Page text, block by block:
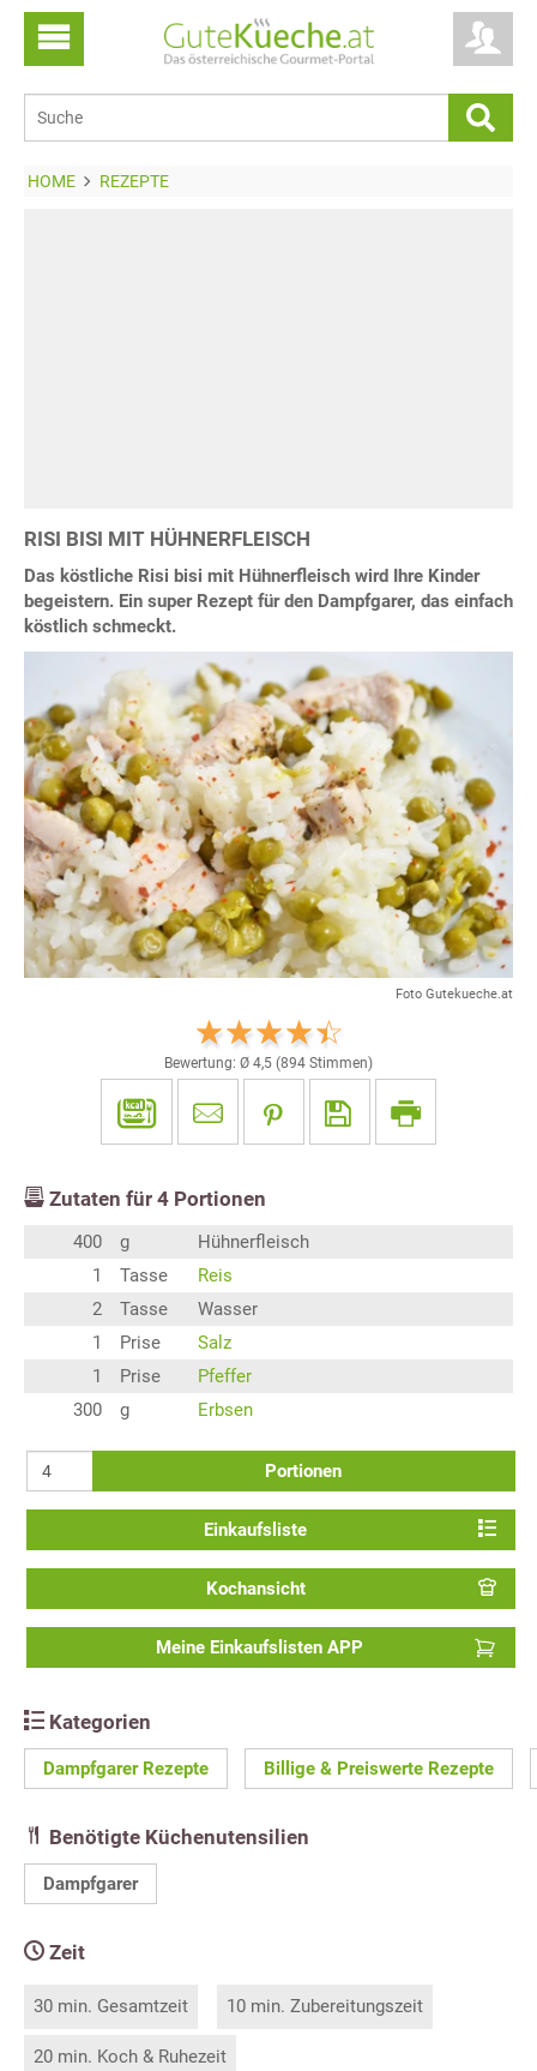
HOME REZEPTE
RISI BISI MIT HÜHNERFLEISCH
Das köstliche Risi bisi mit Hühnerfleisch wird Ihre Kinder
begeistern. Ein super Rezept für den Dampfgarer, das einfach
köstlich schmeckt.
Foto Gutekueche.at
Bewertung: Ø 4,5 (894 Stimmen)
Zutaten für 4 Portionen
400 g
Hühnerfleisch
1
Tasse
Reis
2
Tasse
Wasser
1
Prise
Salz
1
Prise
Pfeffer
300
g Erbsen
Portionen
Einkaufsliste
Kochansicht
Meine Einkaufslisten APP
Kategorien
Dampfgarer Rezepte Billige & Preiswerte Rezepte
Benötigte Küchenutensilien
Dampfgarer
Zeit
30 min. Gesamtzeit 10 min. Zubereitungszeit
20 min. Koch & Ruhezeit